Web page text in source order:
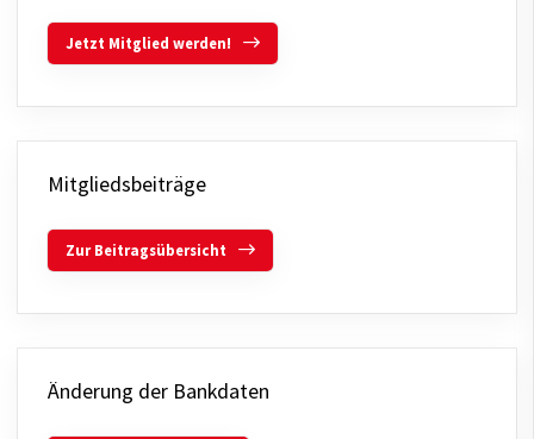
Jetzt Mitglied werden!
Mitgliedsbeiträge
Zur Beitragsübersicht
Änderung der Bankdaten